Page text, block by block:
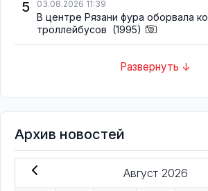
5 03.08.2026 11:39
В центре Рязани фура оборвала
троллейбусов (1995)
Развернуть ↓
Архив новостей
Август 2026